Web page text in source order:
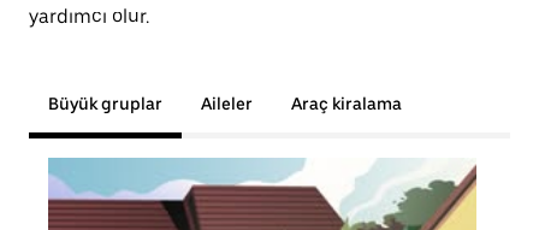
yardımcı olur.
Büyük gruplar Aileler Araç kiralama